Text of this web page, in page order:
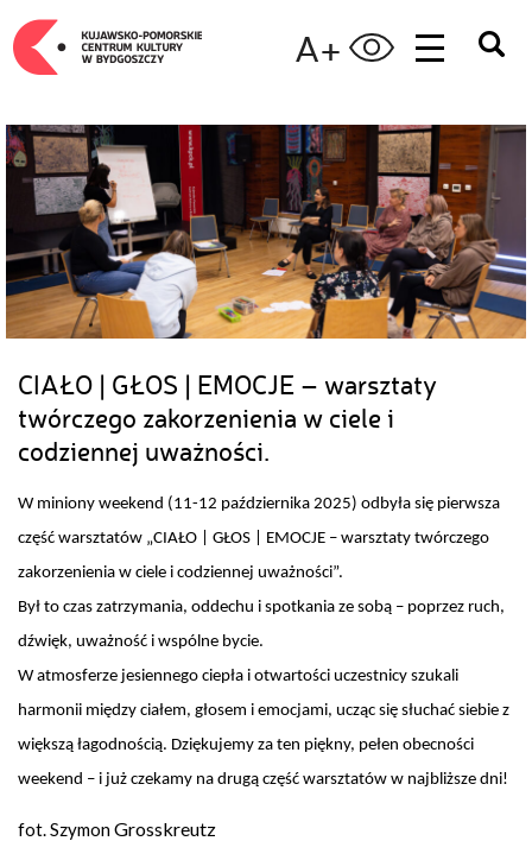
A+
CIAŁO | GŁOS | EMOCJE – warsztaty
twórczego zakorzenienia w ciele i
codziennej uważności.
W miniony weekend (11-12 października 2025) odbyła się pierwsza
część warsztatów „CIAŁO | GŁOS | EMOCJE – warsztaty twórczego
zakorzenienia w ciele i codziennej uważności”.
Był to czas zatrzymania, oddechu i spotkania ze sobą – poprzez ruch,
dźwięk, uważność i wspólne bycie.
W atmosferze jesiennego ciepła i otwartości uczestnicy szukali
harmonii między ciałem, głosem i emocjami, ucząc się słuchać siebie z
większą łagodnością. Dziękujemy za ten piękny, pełen obecności
weekend – i już czekamy na drugą część warsztatów w najbliższe dni!
fot. SzymonGrosskreutz